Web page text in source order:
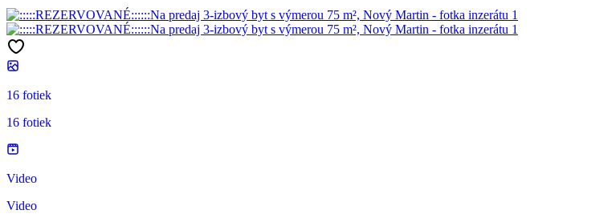
16 fotiek
16 fotiek
Video
Video